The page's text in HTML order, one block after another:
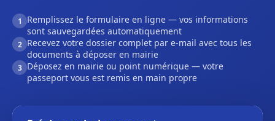
1
Remplissez le formulaire en ligne — vos informations
sont sauvegardées automatiquement
2 Recevez votre dossier complet par e-mail avec tous les
documents à déposer en mairie
3 Déposez en mairie ou point numérique — votre
passeport vous est remis en main propre